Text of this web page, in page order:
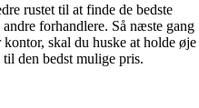
rustet til at finde de bedste
forhandlere. Så næste gang
skal du huske at holde øje
den bedst mulige pris.